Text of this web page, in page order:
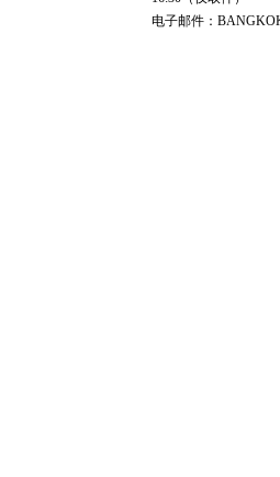
电子邮件：